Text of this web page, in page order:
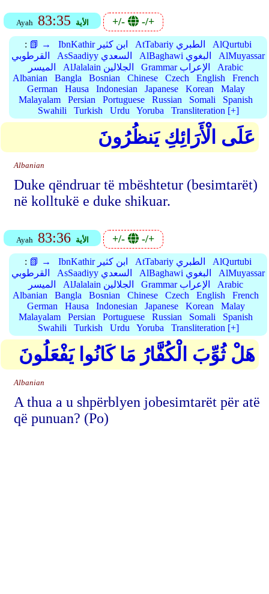
Ayah 83:35 الأية +/- -/+
: 📗 → IbnKathir ابن كثير AtTabariy الطبري
AlQurtubi
القرطوبي
AsSaadiyy السعدي AlBaghawi البغوي
AlMuyassar
الميسر
AlJalalain الجلالين Grammar الإعراب
Arabic
Albanian
Bangla Bosnian Chinese Czech English
French
German
Hausa Indonesian Japanese Korean
Malay
Malayalam
Persian Portuguese Russian Somali
Spanish
Swahili
Turkish Urdu Yoruba Transliteration [+]
عَلَى الْأَرَائِكِ يَنظُرُونَ
Albanian
Duke qëndruar të mbështetur (besimtarët)
në kolltukë e duke shikuar.
Ayah 83:36 الأية +/- -/+
: 📗 → IbnKathir ابن كثير AtTabariy الطبري
AlQurtubi
القرطوبي
AsSaadiyy السعدي AlBaghawi البغوي
AlMuyassar
الميسر
AlJalalain الجلالين Grammar الإعراب
Arabic
Albanian
Bangla Bosnian Chinese Czech English
French
German
Hausa Indonesian Japanese Korean
Malay
Malayalam
Persian Portuguese Russian Somali
Spanish
Swahili
Turkish Urdu Yoruba Transliteration [+]
هَلْ ثُوِّبَ الْكُفَّارُ مَا كَانُوا يَفْعَلُونَ
Albanian
A thua a u shpërblyen jobesimtarët për atë
që punuan? (Po)